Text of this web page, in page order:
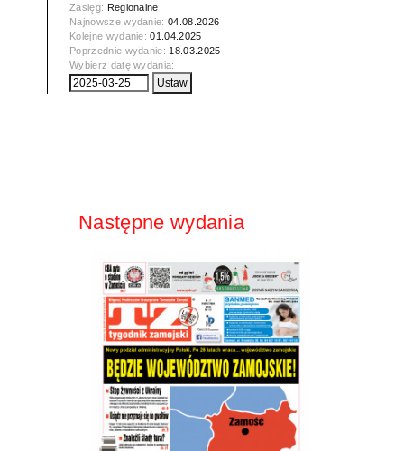
Zasięg: Regionalne
Najnowsze wydanie:04.08.2026
Kolejne wydanie:01.04.2025
Poprzednie wydanie: 18.03.2025
Wybierz datę wydania:
Następne wydania